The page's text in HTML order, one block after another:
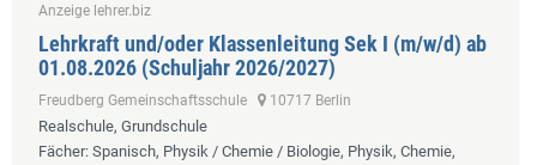
Anzeige lehrer.biz
Lehrkraft und/oder Klassenleitung Sek I (m/w/d) ab
01.08.2026 (Schuljahr 2026/2027)
Freudberg Gemeinschaftsschule 10717 Berlin
Realschule, Grundschule
Fächer: Spanisch, Physik / Chemie / Biologie, Physik, Chemie,